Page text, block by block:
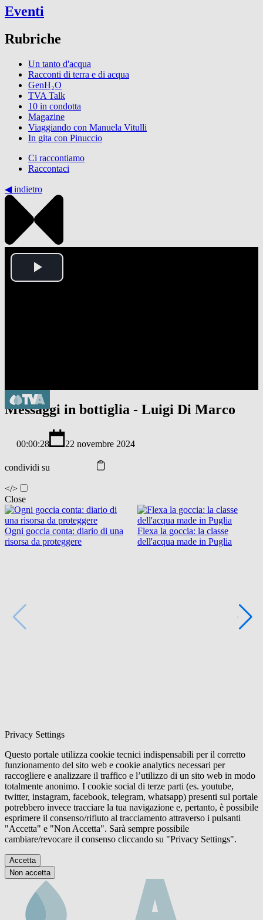
Eventi
Rubriche
Un tanto d'acqua
Racconti di terra e di acqua
GenH₂O
TVA Talk
10 in condotta
Magazine
Viaggiando con Manuela Vitulli
In gita con Pinuccio
Ci raccontiamo
Raccontaci
◀︎ indietro
Play
Messaggi in bottiglia - Luigi Di Marco
00:00:28 22 novembre 2024
condividi su
</>
Close
Ogni goccia conta: diario di una
risorsa da proteggere
Flexa la goccia: la classe
dell'acqua made in Puglia
Privacy Settings
Questo portale utilizza cookie tecnici indispensabili per il corretto
funzionamento del sito web e cookie analytics necessari per
raccogliere e analizzare il traffico e l’utilizzo di un sito web in modo
totalmente anonimo. I cookie social di terze parti (es. youtube,
twitter, instagram, facebook, telegram, whatsapp) presenti sul portale
potrebbero invece tracciare la tua navigazione e, pertanto, è possibile
esprimere il consenso/rifiuto al tracciamento attraverso i pulsanti
"Accetta" e "Non Accetta". Sarà sempre possibile
cambiare/revocare il consenso cliccando su "Privacy Settings".
Accetta
Non accetta